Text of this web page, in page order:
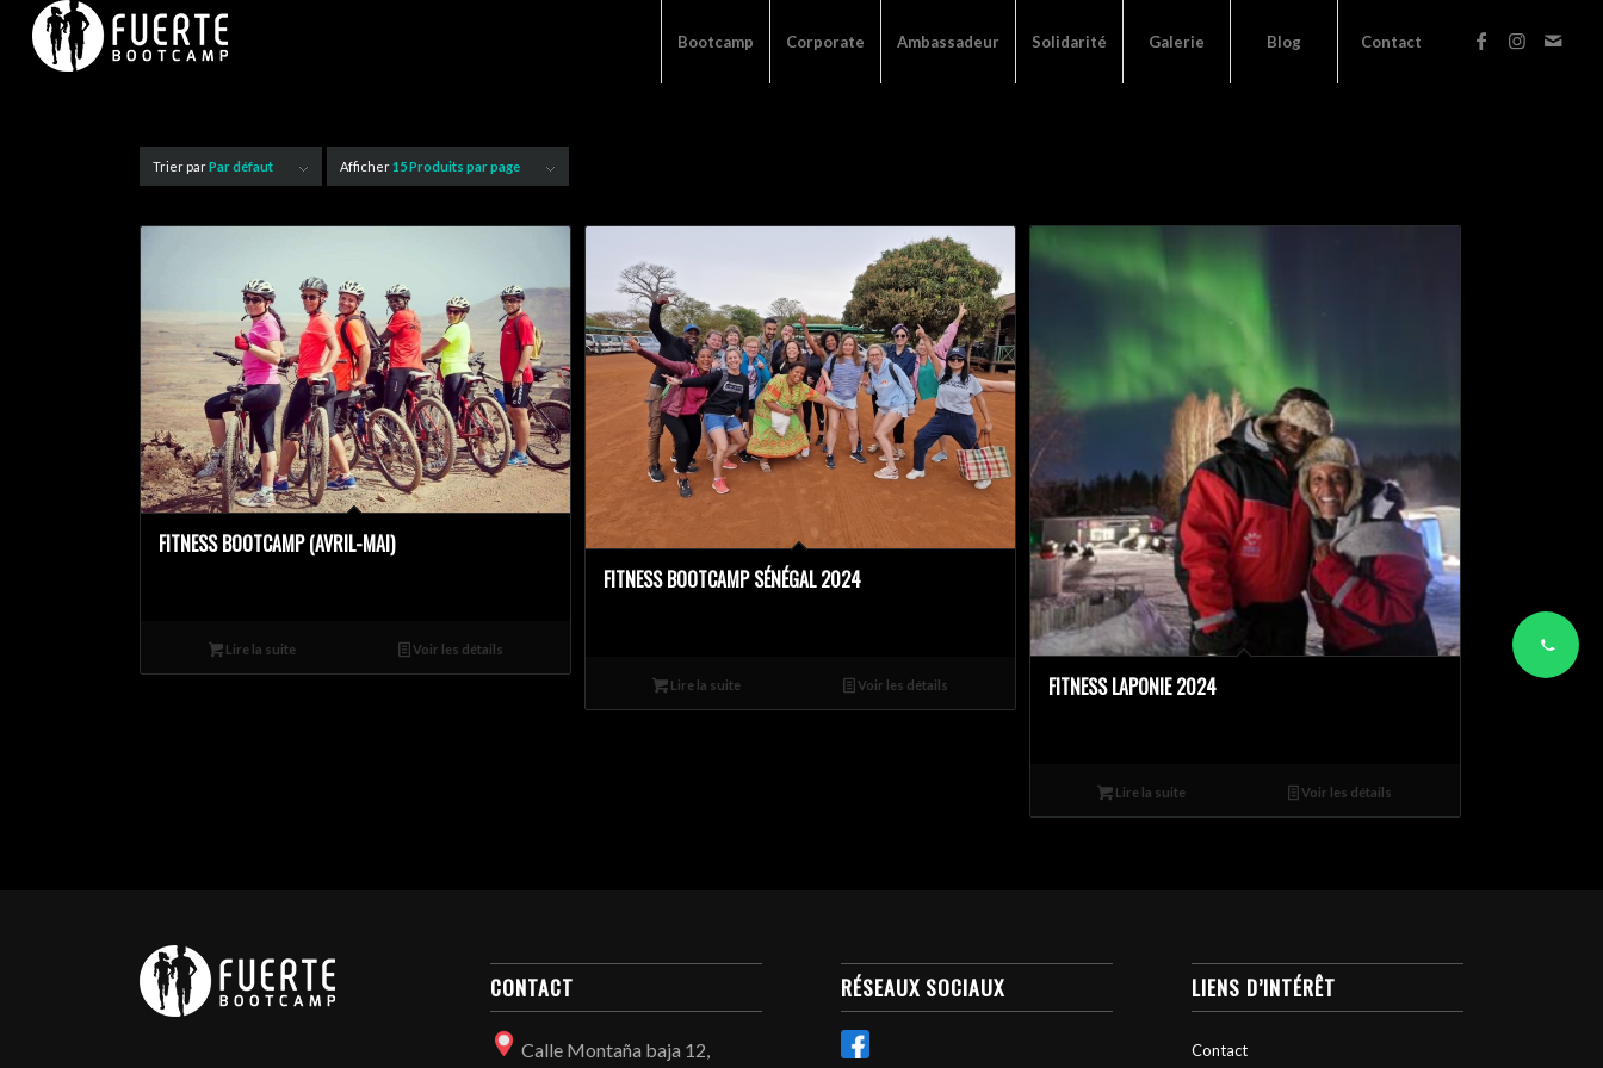
Bootcamp Corporate Ambassadeur Solidarité Galerie Blog Contact
Trier parPar défaut Afficher15 Produits par page
FITNESS BOOTCAMP (AVRIL-MAI)
Lire la suite Voir les détails
FITNESS BOOTCAMP SÉNÉGAL 2024
Lire la suite Voir les détails FITNESS LAPONIE 2024
Lire la suite Voir les détails
CONTACT
Calle Montaña baja 12,
RÉSEAUX SOCIAUX LIENS D’INTÉRÊT
Contact